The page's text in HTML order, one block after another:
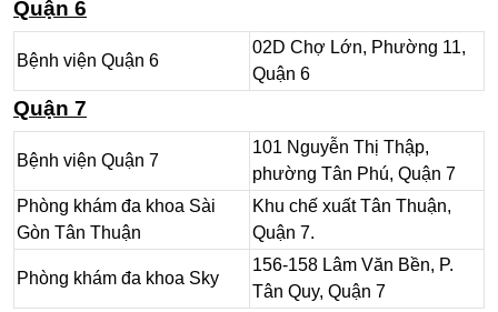
Quận 6
Bệnh viện Quận 6
02D Chợ Lớn, Phường 11,
Quận 6
Trung tâm Y khoa Hoàng
Khang
Quận 6
Quận 7
Bệnh viện Quận 7
101 Nguyễn Thị Thập,
phường Tân Phú, Quận 7
Phòng khám đa khoa Sài
Gòn Tân Thuận
Khu chế xuất Tân Thuận,
Quận 7.
Phòng khám đa khoa Sky
156-158 Lâm Văn Bền, P.
Tân Quy, Quận 7